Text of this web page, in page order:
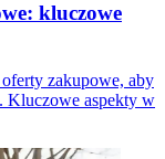
kluczowe
zakupowe, aby
Kluczowe aspekty w